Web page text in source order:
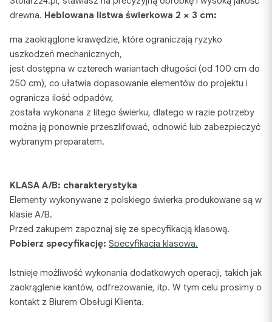
drewna. Heblowana listwa świerkowa 2 × 3 cm:
ma zaokrąglone krawędzie, które ograniczają ryzyko
uszkodzeń mechanicznych,
jest dostępna w czterech wariantach długości (od 100 cm do
250 cm), co ułatwia dopasowanie elementów do projektu i
ogranicza ilość odpadów,
została wykonana z litego świerku, dlatego w razie potrzeby
można ją ponownie przeszlifować, odnowić lub zabezpieczyć
wybranym preparatem.
KLASA A/B: charakterystyka
Elementy wykonywane z polskiego świerka produkowane są w
klasie A/B.
Przed zakupem zapoznaj się ze specyfikacją klasową.
Pobierz specyfikację: Specyfikacja klasowa.
Istnieje możliwość wykonania dodatkowych operacji, takich jak
zaokrąglenie kantów, odfrezowanie, itp. W tym celu prosimy o
kontakt z Biurem Obsługi Klienta.